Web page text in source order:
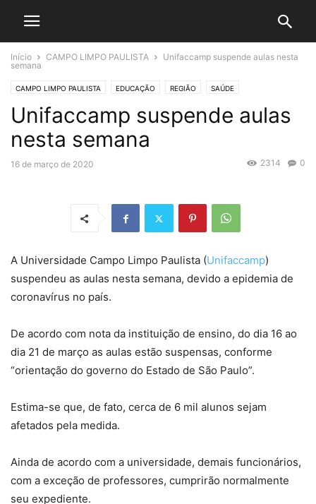
Início CAMPO LIMPO PAULISTA
Unifaccamp suspende aulas nesta
semana
CAMPO LIMPO PAULISTA EDUCAÇÃO REGIÃO SAÚDE
Unifaccamp suspende aulas
nesta semana
16 de março de 2020 0
2314
A Universidade Campo Limpo Paulista (Unifaccamp)
suspendeu as aulas nesta semana, devido a epidemia de
coronavírus no país.
De acordo com nota da instituição de ensino, do dia 16 ao
dia 21 de março as aulas estão suspensas, conforme
“orientação do governo do Estado de São Paulo”.
Estima-se que, de fato, cerca de 6 mil alunos sejam
afetados pela medida.
Ainda de acordo com a universidade, demais funcionários,
com a exceção de professores, cumprirão normalmente
seu expediente.